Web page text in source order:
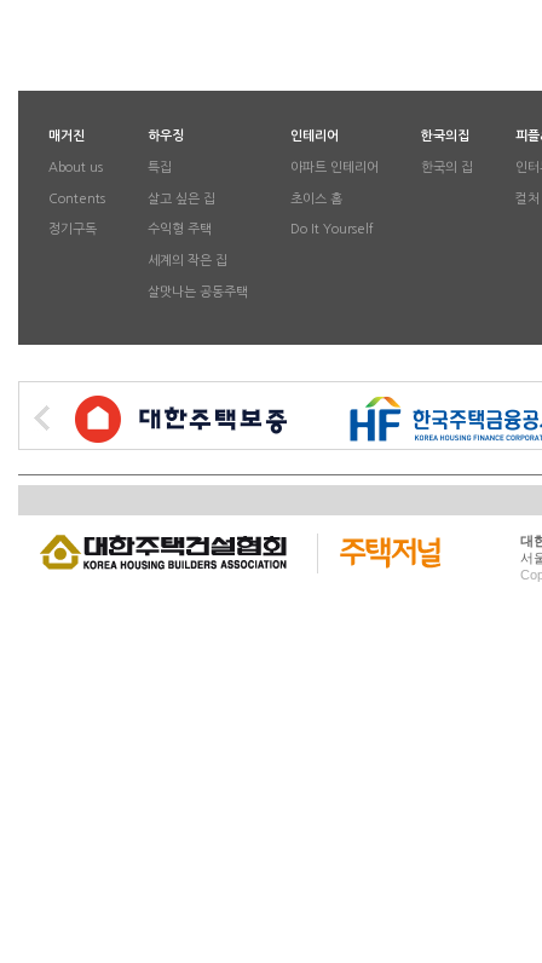
매거진
About us
Contents
정기구독
하우징
특집
살고 싶은 집
수익형 주택
세계의 작은 집
살맛나는 공동주택
인테리어
아파트 인테리어
초이스 홈
Do It Yourself
한국의집
한국의 집
피
인터
컬처
대
서